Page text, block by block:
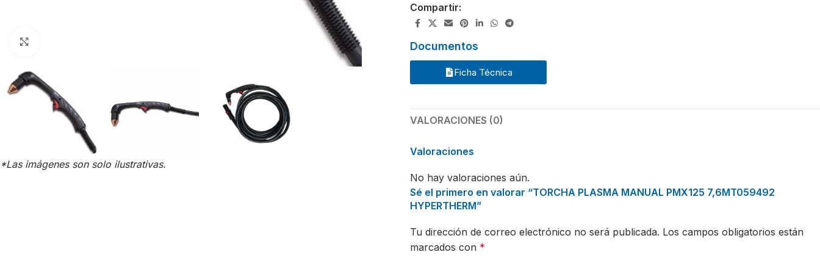
*Las imágenes son solo ilustrativas.
Compartir:
Documentos
Ficha Técnica
VALORACIONES (0)
Valoraciones
No hay valoraciones aún.
Sé el primero en valorar “TORCHA PLASMA MANUAL PMX125 7,6MT059492
HYPERTHERM”
Tu dirección de correo electrónico no será publicada. Los campos obligatorios están
marcados con *